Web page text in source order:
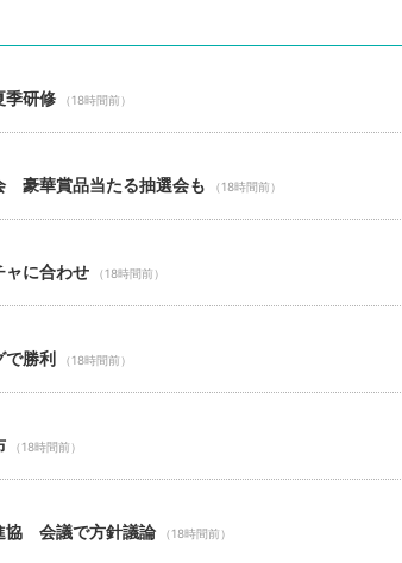
季研修 （18時間前）
豪華賞品当たる抽選会も （18時間前）
に合わせ （18時間前）
勝利 （18時間前）
（18時間前）
協 会議で方針議論 （18時間前）